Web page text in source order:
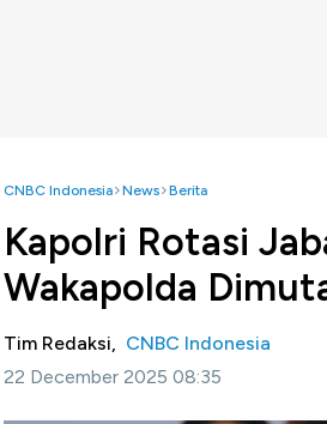
CNBC Indonesia News Berita
Kapolri Rotasi
Wakapolda
Tim Redaksi, CNBC Indonesia
22 December 2025 08:35